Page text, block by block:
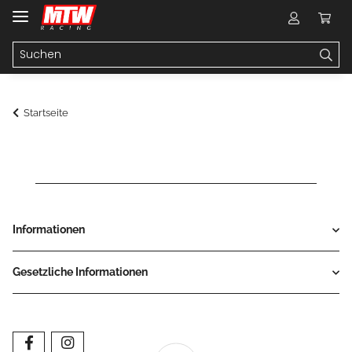
Startseite
Informationen
Gesetzliche Informationen